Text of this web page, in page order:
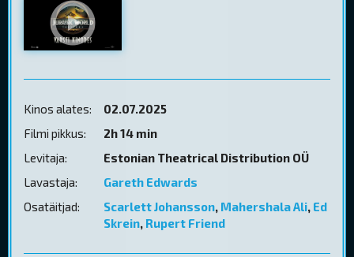
Kinos alates:
02.07.2025
Filmi pikkus:
2h 14 min
Levitaja:
Estonian Theatrical Distribution OÜ
Lavastaja:
Gareth Edwards
Osatäitjad:
Scarlett Johansson, Mahershala Ali, Ed
Skrein, Rupert Friend